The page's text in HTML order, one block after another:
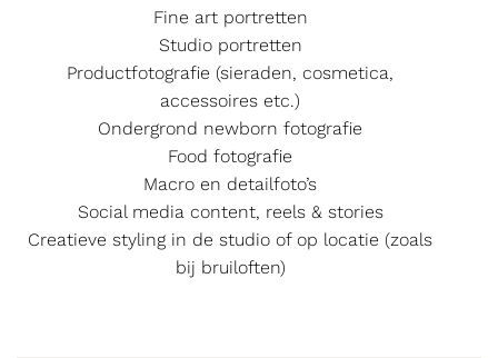
Fine art portretten
Studio portretten
Productfotografie (sieraden, cosmetica,
accessoires etc.)
Ondergrond newborn fotografie
Food fotografie
Macro en detailfoto’s
Social media content, reels & stories
Creatieve styling in de studio of op locatie (zoals
bij bruiloften)